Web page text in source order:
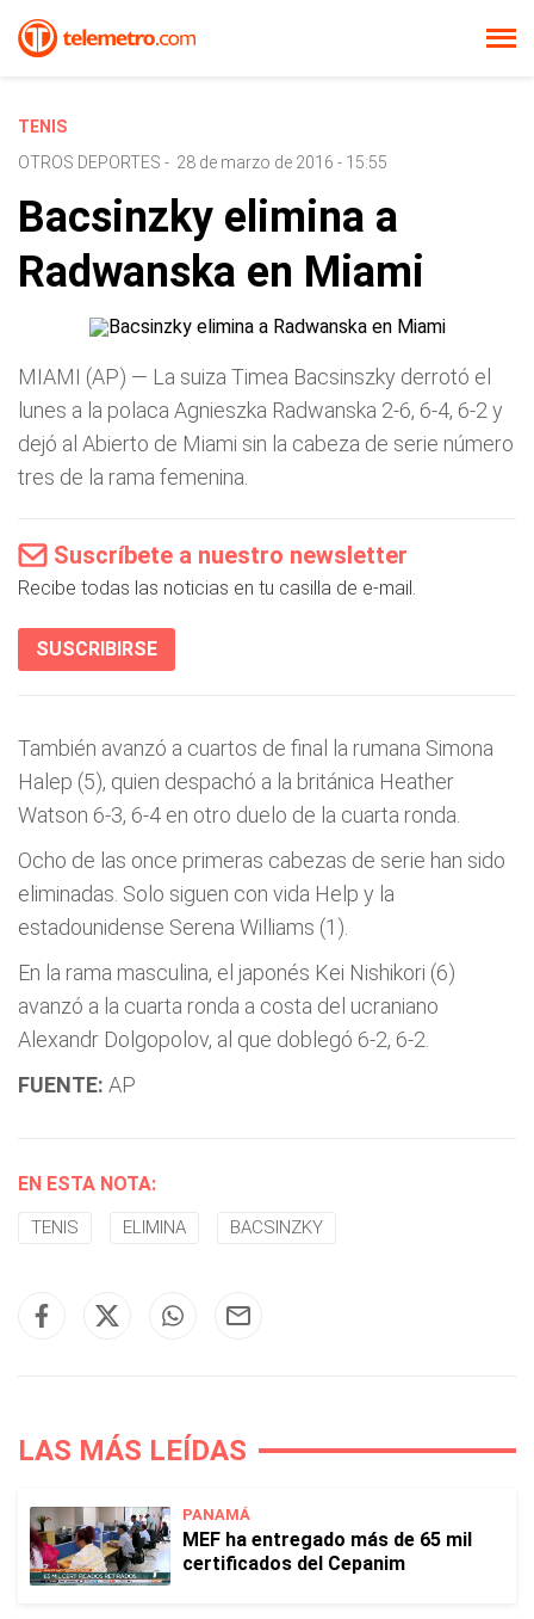
TENIS
OTROS DEPORTES - 28 de marzo de 2016 - 15:55
Bacsinzky elimina a
Radwanska en Miami
MIAMI (AP) — La suiza Timea Bacsinszky derrotó el
lunes a la polaca Agnieszka Radwanska 2-6, 6-4, 6-2 y
dejó al Abierto de Miami sin la cabeza de serie número
tres de la rama femenina.
Suscríbete a nuestro newsletter
Recibe todas las noticias en tu casilla de e-mail.
SUSCRIBIRSE
También avanzó a cuartos de final la rumana Simona
Halep (5), quien despachó a la británica Heather
Watson 6-3, 6-4 en otro duelo de la cuarta ronda.
Ocho de las once primeras cabezas de serie han sido
eliminadas. Solo siguen con vida Help y la
estadounidense Serena Williams (1).
En la rama masculina, el japonés Kei Nishikori (6)
avanzó a la cuarta ronda a costa del ucraniano
Alexandr Dolgopolov, al que doblegó 6-2, 6-2.
FUENTE: AP
EN ESTA NOTA:
TENIS ELIMINA BACSINZKY
LAS MÁS LEÍDAS
PANAMÁ
MEF ha entregado más de 65 mil
certificados del Cepanim